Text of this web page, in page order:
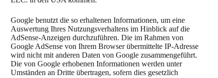
Google benutzt die so erhaltenen Informationen, um eine
Auswertung Ihres Nutzungsverhaltens im Hinblick auf die
AdSense-Anzeigen durchzuführen. Die im Rahmen von
Google AdSense von Ihrem Browser übermittelte IP-Adresse
wird nicht mit anderen Daten von Google zusammengeführt.
Die von Google erhobenen Informationen werden unter
Umständen an Dritte übertragen, sofern dies gesetzlich